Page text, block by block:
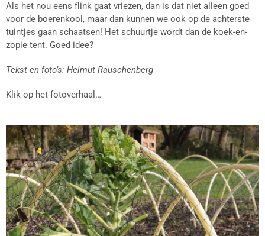
Als het nou eens flink gaat vriezen, dan is dat niet alleen goed
voor de boerenkool, maar dan kunnen we ook op de achterste
tuintjes gaan schaatsen! Het schuurtje wordt dan de koek-en-
zopie tent. Goed idee?
Tekst en foto’s: Helmut Rauschenberg
Klik op het fotoverhaal…